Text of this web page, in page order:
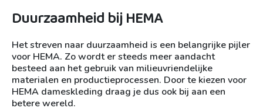
Duurzaamheid bij HEMA
Het streven naar duurzaamheid is een belangrijke pijler
voor HEMA. Zo wordt er steeds meer aandacht
besteed aan het gebruik van milieuvriendelijke
materialen en productieprocessen. Door te kiezen voor
HEMA dameskleding draag je dus ook bij aan een
betere wereld.